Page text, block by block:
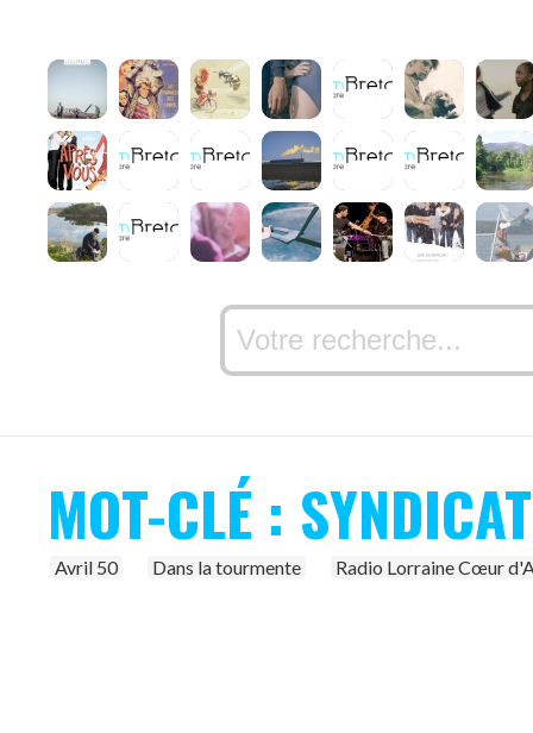
MOT-CLÉ : SYNDICAT
Avril 50 Dans la tourmente Radio Lorraine Cœur